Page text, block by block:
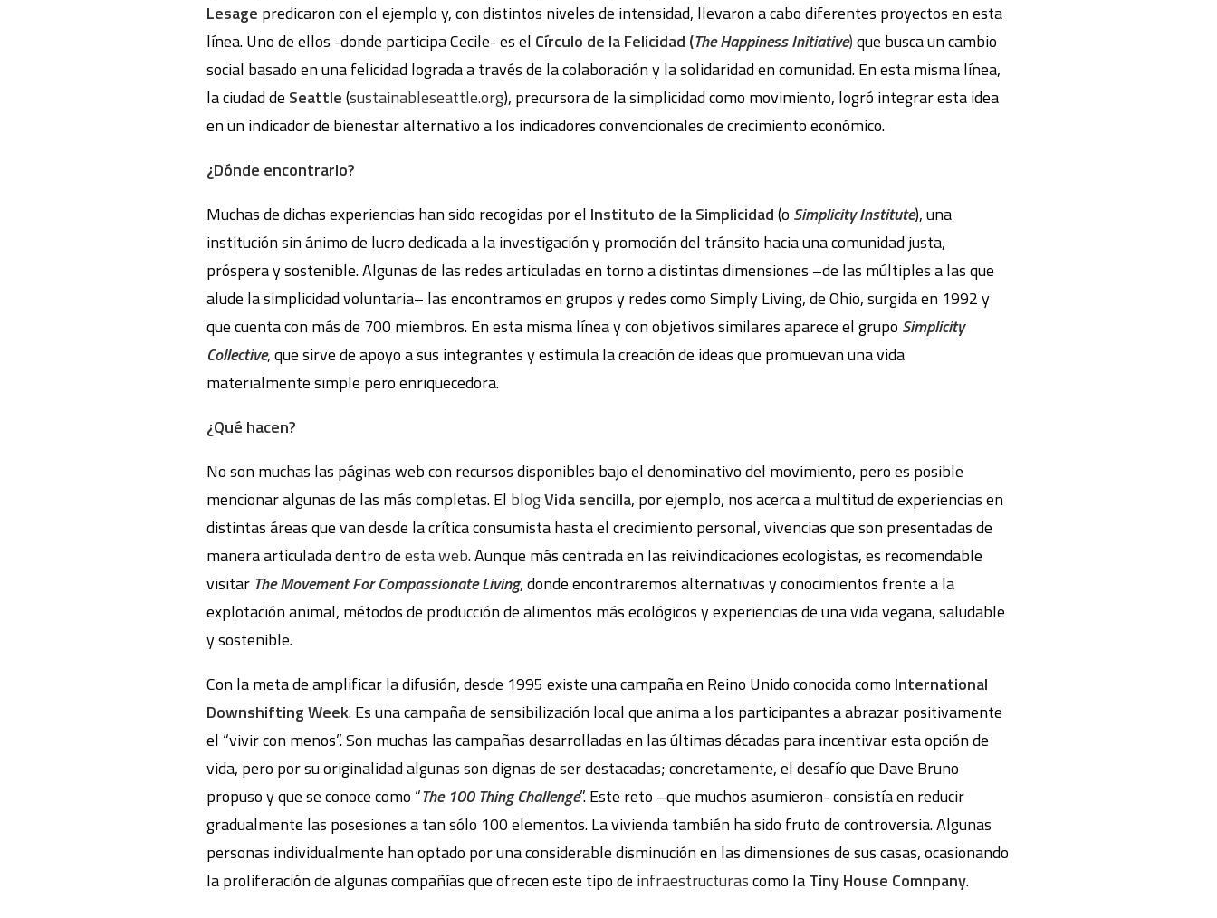
Lesage predicaron con el ejemplo y, con distintos niveles de intensidad, llevaron a cabo diferentes proyectos en esta
línea. Uno de ellos -donde participa Cecile- es el Círculo de la Felicidad (The Happiness Initiative)que busca un cambio
social basado en una felicidad lograda a través de la colaboración y la solidaridad en comunidad. En esta misma línea,
la ciudad de Seattle(sustainableseattle.org), precursora de la simplicidad como movimiento, logró integrar esta idea
en un indicador de bienestar alternativo a los indicadores convencionales de crecimiento económico.
¿Dónde encontrarlo?
Muchas de dichas experiencias han sido recogidas por el Instituto de la Simplicidad(o Simplicity Institute), una
institución sin ánimo de lucro dedicada a la investigación y promoción del tránsito hacia una comunidad justa,
próspera y sostenible. Algunas de las redes articuladas en torno a distintas dimensiones –de las múltiples a las que
alude la simplicidad voluntaria– las encontramos en grupos y redes como Simply Living, de Ohio, surgida en 1992 y
que cuenta con más de 700 miembros. En esta misma línea y con objetivos similares aparece el grupo Simplicity
Collective, que sirve de apoyo a sus integrantes y estimula la creación de ideas que promuevan una vida
materialmente simple pero enriquecedora.
¿Qué hacen?
No son muchas las páginas web con recursos disponibles bajo el denominativo del movimiento, pero es posible
mencionar algunas de las más completas. El blogVida sencilla, por ejemplo, nos acerca a multitud de experiencias en
distintas áreas que van desde la crítica consumista hasta el crecimiento personal, vivencias que son presentadas de
manera articulada dentro deesta web. Aunque más centrada en las reivindicaciones ecologistas, es recomendable
visitar The Movement For Compassionate Living,donde encontraremos alternativas y conocimientos frente a la
explotación animal, métodos de producción de alimentos más ecológicos y experiencias de una vida vegana, saludable
y sostenible.
Con la meta de amplificar la difusión, desde 1995 existe una campaña en Reino Unido conocida como International
Downshifting Week. Es una campaña de sensibilización local que anima a los participantes a abrazar positivamente
el “vivir con menos”. Son muchas las campañas desarrolladas en las últimas décadas para incentivar esta opción de
vida, pero por su originalidad algunas son dignas de ser destacadas; concretamente, el desafío que Dave Bruno
propuso y que se conoce como “The 100 Thing Challenge”. Este reto –que muchos asumieron- consistía en reducir
gradualmente las posesiones a tan sólo 100 elementos. La vivienda también ha sido fruto de controversia. Algunas
personas individualmente han optado por una considerable disminución en las dimensiones de sus casas, ocasionando
la proliferación de algunas compañías que ofrecen este tipo de infraestructurascomo laTiny House Comnpany.